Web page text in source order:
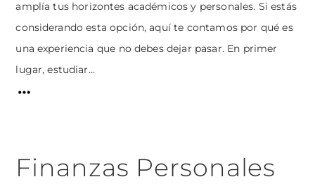
amplía tus horizontes académicos y personales. Si estás
considerando esta opción, aquí te contamos por qué es
una experiencia que no debes dejar pasar. En primer
lugar, estudiar...
Finanzas Personales